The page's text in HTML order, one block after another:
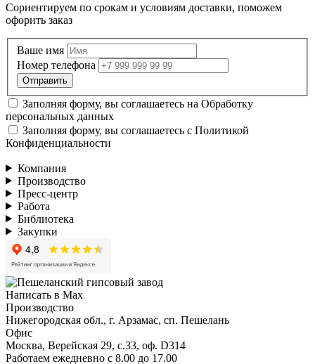
Сориентируем по срокам и условиям доставки, поможем
офорить заказ
Ваше имя
Номер телефона
Заполняя форму, вы соглашаетесь на Обработку
персональных данных
Заполняя форму, вы соглашаетесь с Политикой
Конфиденциальности
Компания
Производство
Пресс-центр
Работа
Библиотека
Закупки
Написать в Max
Производство
Нижегородская обл., г. Арзамас, сп. Пешелань
Офис
Москва, Верейская 29, с.33, оф. D314
Работаем ежедневно с 8.00 до 17.00